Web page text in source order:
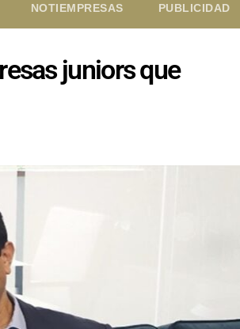
NOTIEMPRESAS PUBLICIDAD
juniors que